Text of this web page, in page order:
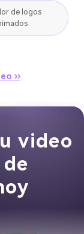
de logos
››
video